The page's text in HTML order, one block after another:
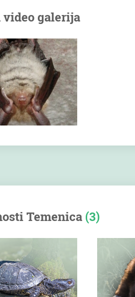
video galerija
Temenica (3)